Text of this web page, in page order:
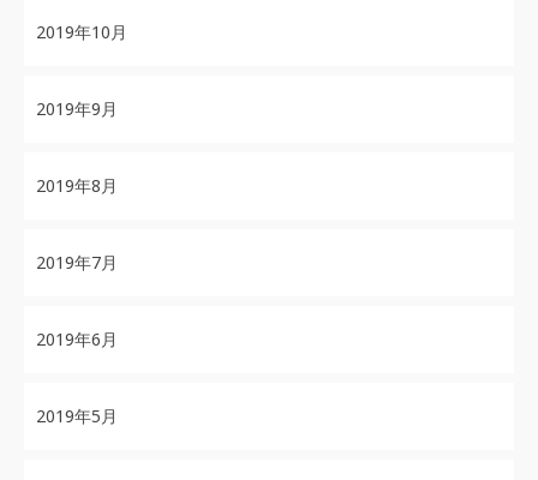
2019年10月
2019年9月
2019年8月
2019年7月
2019年6月
2019年5月